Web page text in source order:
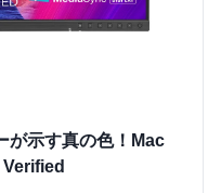
が示す真の色！Mac